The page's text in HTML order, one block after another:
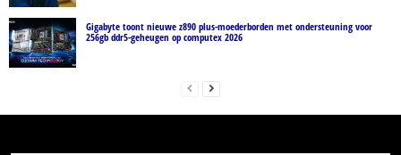
Gigabyte toont nieuwe z890 plus-moederborden met ondersteuning voor
256gb ddr5-geheugen op computex 2026